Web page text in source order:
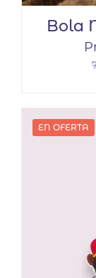
Bola
EN OFERTA